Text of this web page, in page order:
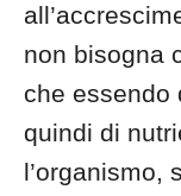
non bisogna
che essendo
quindi di
l’organismo,